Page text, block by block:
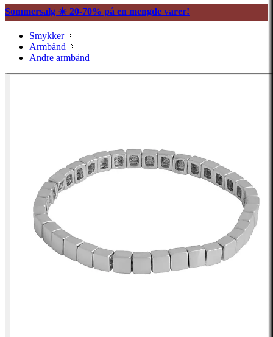
Sommersalg ☀️ 20-70% på en mengde varer!
Smykker
Armbånd
Andre armbånd